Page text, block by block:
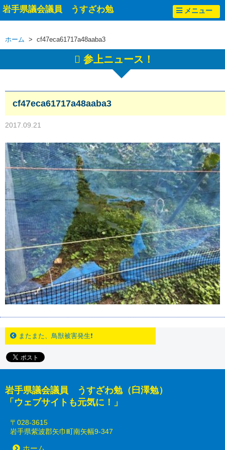
岩手県議会議員 うすざわ勉 メニュー
ホーム > cf47eca61717a48aaba3
参上ニュース！
cf47eca61717a48aaba3
2017.09.21
またまた、鳥獣被害発生❗️
岩手県議会議員 うすざわ勉（臼澤勉）
「ウェブサイトも元気に！」
〒028-3615
岩手県紫波郡矢巾町南矢幅9-347
ホーム